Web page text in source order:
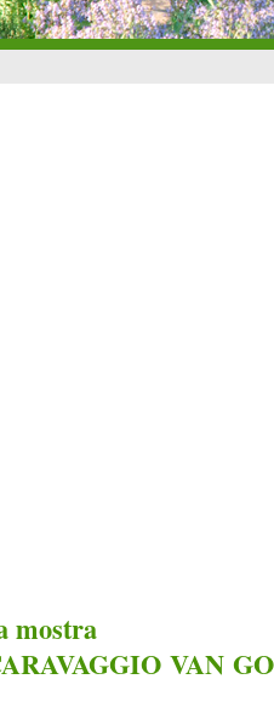
mostra
VAN